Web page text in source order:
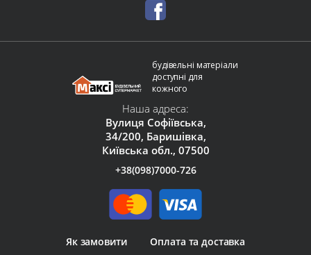
будівельні матеріали
доступні для
кожного
Наша адреса:
Вулиця Софіївська,
34/200, Баришівка,
Київська обл., 07500
+38(098)7000-726
Як замовити Оплата та доставка